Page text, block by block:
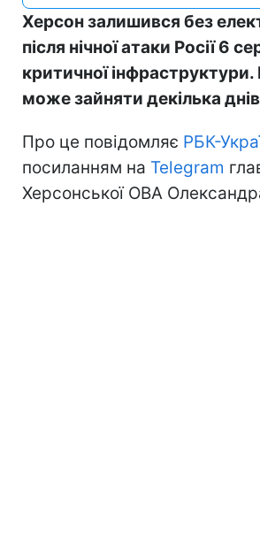
Херсон залишився без
після нічної атаки Росії 6
критичної інфраструктури.
може зайняти декілька
Про це повідомляє РБК-
посиланням на Telegram
Херсонської ОВА